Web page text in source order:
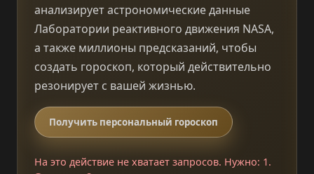
анализирует астрономические данные
Лаборатории реактивного движения NASA,
а также миллионы предсказаний, чтобы
создать гороскоп, который действительно
резонирует с вашей жизнью.
Получить персональный гороскоп
На это действие не хватает запросов. Нужно: 1.